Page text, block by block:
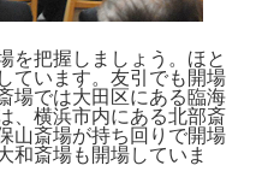
を把握しましょう。ほと
ています。友引でも開場
場では大田区にある臨海
、横浜市内にある北部斎
山斎場が持ち回りで開場
和斎場も開場していま